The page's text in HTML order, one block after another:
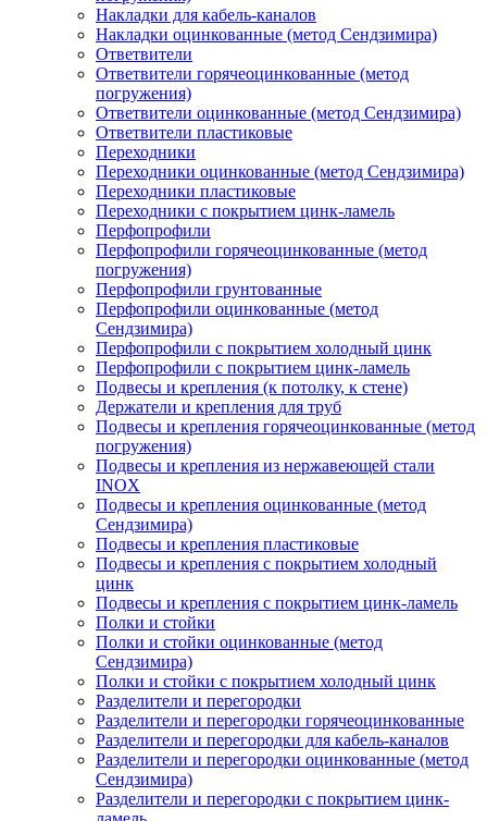
Накладки для кабель-каналов
Накладки оцинкованные (метод Сендзимира)
Ответвители
Ответвители горячеоцинкованные (метод
погружения)
Ответвители оцинкованные (метод Сендзимира)
Ответвители пластиковые
Переходники
Переходники оцинкованные (метод Сендзимира)
Переходники пластиковые
Переходники с покрытием цинк-ламель
Перфопрофили
Перфопрофили горячеоцинкованные (метод
погружения)
Перфопрофили грунтованные
Перфопрофили оцинкованные (метод
Сендзимира)
Перфопрофили с покрытием холодный цинк
Перфопрофили с покрытием цинк-ламель
Подвесы и крепления (к потолку, к стене)
Держатели и крепления для труб
Подвесы и крепления горячеоцинкованные (метод
погружения)
Подвесы и крепления из нержавеющей стали
INOX
Подвесы и крепления оцинкованные (метод
Сендзимира)
Подвесы и крепления пластиковые
Подвесы и крепления с покрытием холодный
цинк
Подвесы и крепления с покрытием цинк-ламель
Полки и стойки
Полки и стойки оцинкованные (метод
Сендзимира)
Полки и стойки с покрытием холодный цинк
Разделители и перегородки
Разделители и перегородки горячеоцинкованные
Разделители и перегородки для кабель-каналов
Разделители и перегородки оцинкованные (метод
Сендзимира)
Разделители и перегородки с покрытием цинк-